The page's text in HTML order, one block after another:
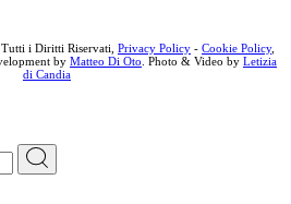
i Diritti Riservati, Privacy Policy - Cookie Policy,
by Matteo Di Oto. Photo & Video by Letizia
di Candia